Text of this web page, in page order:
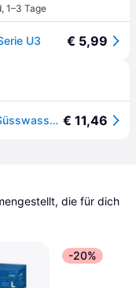
, 1–3 Tage
U3 € 5,99
Fluval Poly-Aktivkohle U3 (Innenfilter, Süsswasser), Aquarium Filter € 11,46
die für dich
-20%